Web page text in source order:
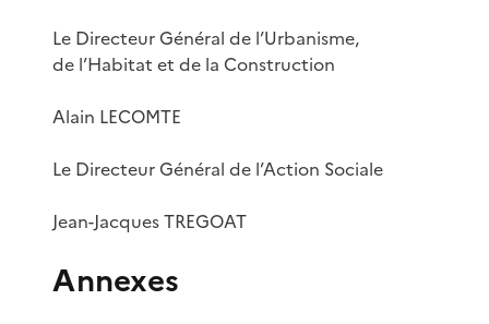
Le Directeur Général de l’Urbanisme,
de l’Habitat et de la Construction
Alain LECOMTE
Le Directeur Général de l’Action Sociale
Jean-Jacques TREGOAT
Annexes